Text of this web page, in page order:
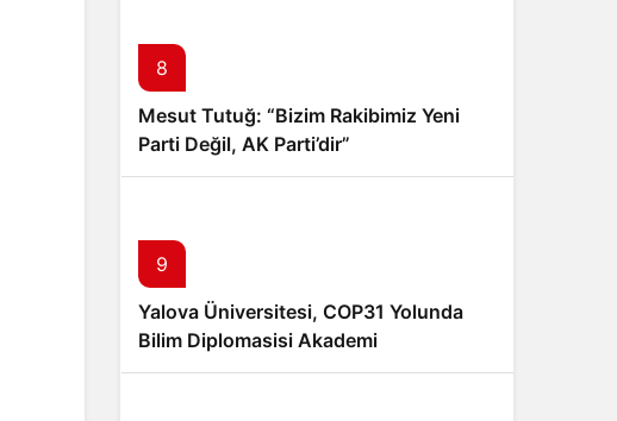
8
Mesut Tutuğ: “Bizim Rakibimiz Yeni
Parti Değil, AK Parti’dir”
9
Yalova Üniversitesi, COP31 Yolunda
Bilim Diplomasisi Akademi
Lansmanında Yerini Aldı